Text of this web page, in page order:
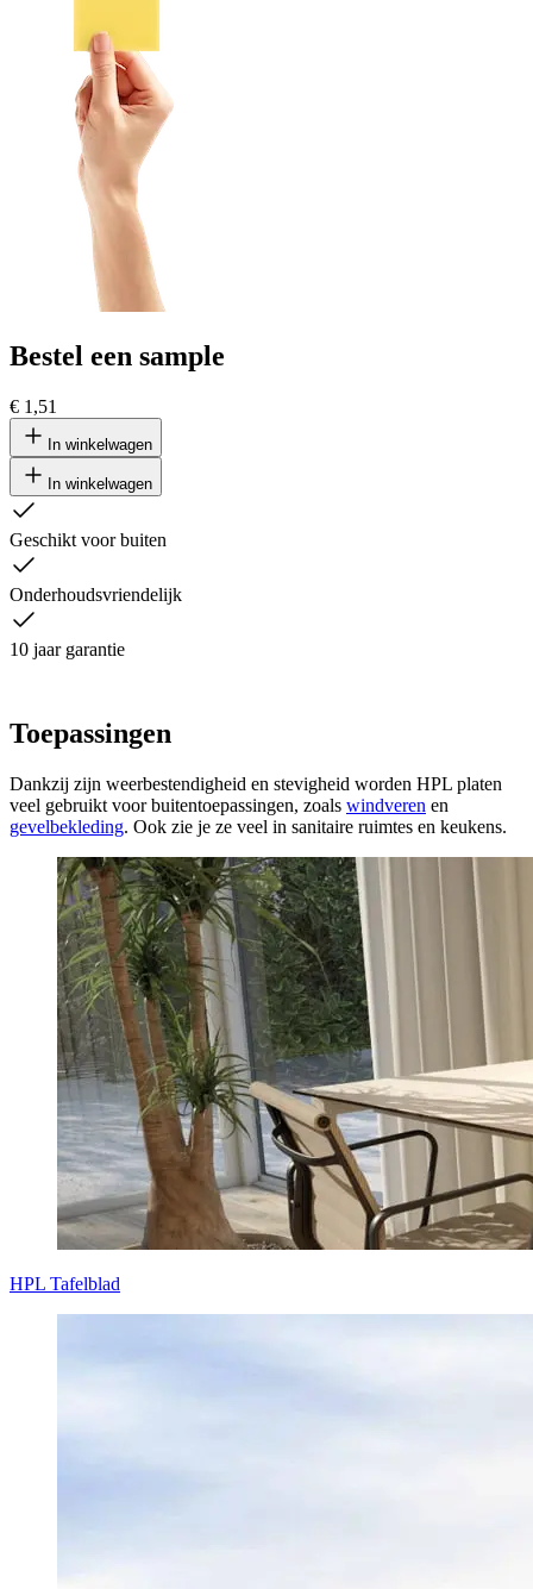
Bestel een sample
€ 1,51
In winkelwagen
In winkelwagen
Geschikt voor buiten
Onderhoudsvriendelijk
10 jaar garantie
Toepassingen
Dankzij zijn weerbestendigheid en stevigheid worden HPL platen
veel gebruikt voor buitentoepassingen, zoals windveren en
gevelbekleding. Ook zie je ze veel in sanitaire ruimtes en keukens.
HPL Tafelblad